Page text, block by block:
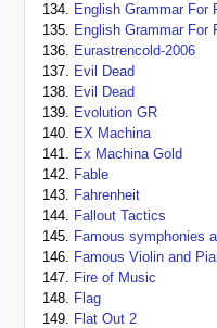
English Grammar For
English Grammar For
Eurastrencold-2006
Evil Dead
Evil Dead
Evolution GR
EX Machina
Ex Machina Gold
Fable
Fahrenheit
Fallout Tactics
Famous symphonies
Famous Violin and
Fire of Music
Flag
Flat Out 2